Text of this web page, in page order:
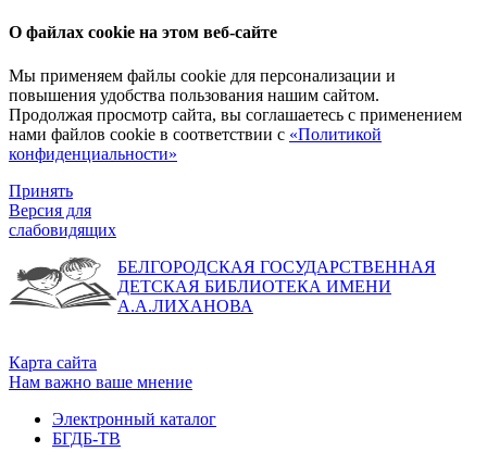
О файлах cookie на этом веб-сайте
Мы применяем файлы cookie для персонализации и
повышения удобства пользования нашим сайтом.
Продолжая просмотр сайта, вы соглашаетесь с применением
нами файлов cookie в соответствии с «Политикой
конфиденциальности»
Принять
Версия для
слабовидящих
БЕЛГОРОДСКАЯ ГОСУДАРСТВЕННАЯ
ДЕТСКАЯ БИБЛИОТЕКА ИМЕНИ
А.А.ЛИХАНОВА
Карта сайта
Нам важно ваше мнение
Электронный каталог
БГДБ-ТВ